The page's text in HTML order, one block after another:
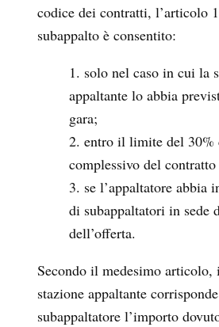
codice dei contratti, l’articolo
subappalto è consentito:
solo nel caso in cui la
appaltante lo abbia
gara;
entro il limite del 30%
complessivo del
se l’appaltatore abbia
di subappaltatori in sede
dell’offerta.
Secondo il medesimo
stazione appaltante
subappaltatore l’importo